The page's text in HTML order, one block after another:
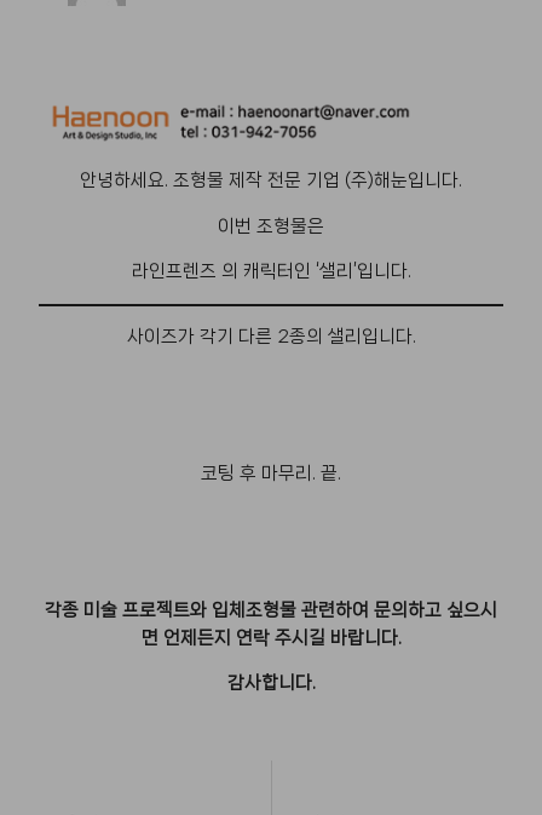
안녕하세요. 조형물 제작 전문 기업 (주)해눈입니다.
이번 조형물은
라인프렌즈 의 캐릭터인 ‘샐리’입니다.
사이즈가 각기 다른 2종의 샐리입니다.
코팅 후 마무리. 끝.
각종 미술 프로젝트와 입체조형물 관련하여 문의하고 싶으시
면 언제든지 연락 주시길 바랍니다.
감사합니다.